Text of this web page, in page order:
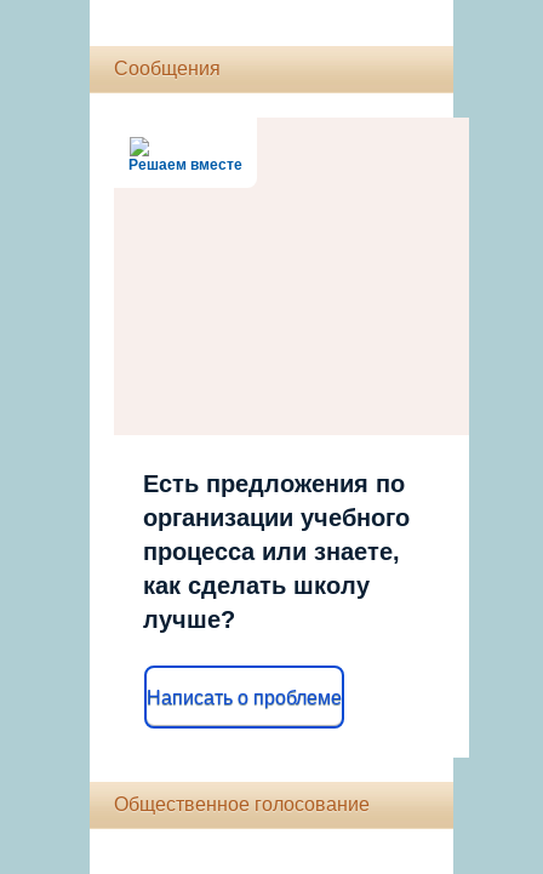
Сообщения
Решаем вместе
Есть предложения по
организации учебного
процесса или знаете,
как сделать школу
лучше?
Написать о проблеме
Общественное голосование